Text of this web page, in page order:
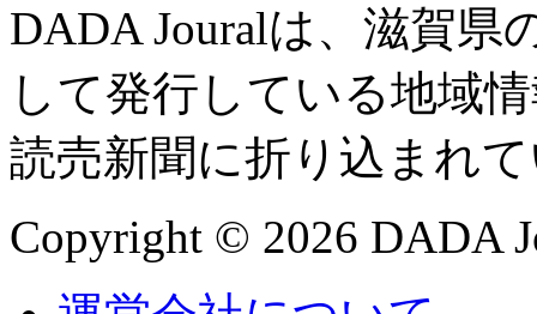
DADA Jouralは、滋賀県
して発行している地域
読売新聞に折り込まれ
Copyright © 2026 DADA